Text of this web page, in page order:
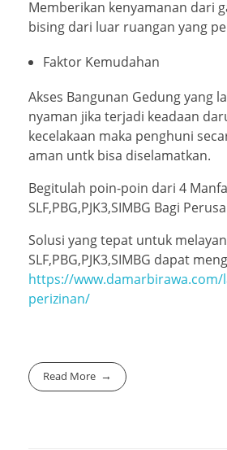
Memberikan kenyamanan dari
bising dari luar ruangan yang
Faktor Kemudahan
Akses Bangunan Gedung yang
nyaman jika terjadi keadaan
kecelakaan maka penghuni
aman untk bisa diselamatkan.
Begitulah poin-poin dari 4
SLF,PBG,PJK3,SIMBG Bagi
Solusi yang tepat untuk
SLF,PBG,PJK3,SIMBG dapat
https://www.damarbirawa.com/
perizinan/
Read More